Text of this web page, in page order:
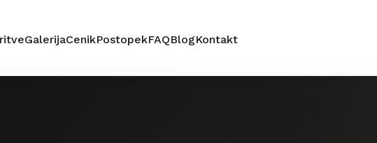
GalerijaCenikPostopekFAQBlogKontakt